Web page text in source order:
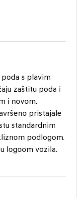
s plavim
zaštitu poda i
i novom.
pristajale
standardnim
podlogom.
logoom vozila.